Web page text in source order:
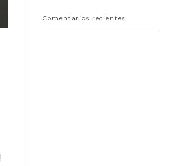
Comentarios recientes